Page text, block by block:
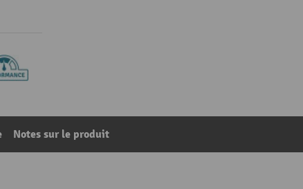
Notes sur le produit